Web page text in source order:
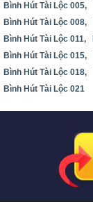
Bình Hút Tài Lộc 005,
Bình Hút Tài Lộc 008,
Bình Hút Tài Lộc 011,
Bình Hút Tài Lộc 015,
Bình Hút Tài Lộc 018,
Bình Hút Tài Lộc 021